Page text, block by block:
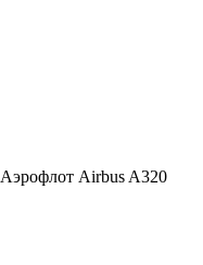
Аэрофлот Airbus A320